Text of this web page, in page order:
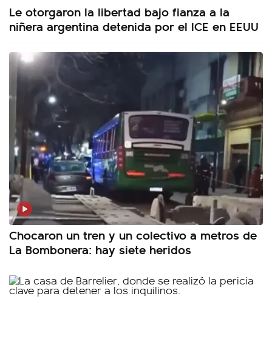
Le otorgaron la libertad bajo fianza a la
niñera argentina detenida por el ICE en EEUU
Chocaron un tren y un colectivo a metros de
La Bombonera: hay siete heridos